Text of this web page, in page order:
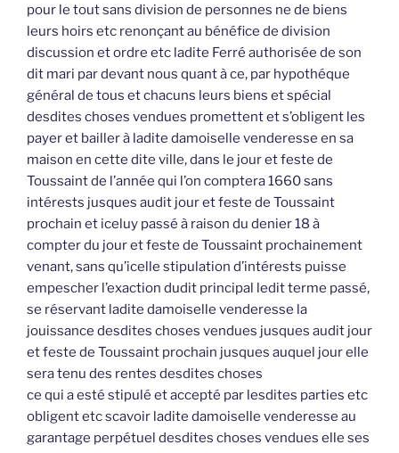
pour le tout sans division de personnes ne de biens
leurs hoirs etc renonçant au bénéfice de division
discussion et ordre etc ladite Ferré authorisée de son
dit mari par devant nous quant à ce, par hypothéque
général de tous et chacuns leurs biens et spécial
desdites choses vendues promettent et s’obligent les
payer et bailler à ladite damoiselle venderesse en sa
maison en cette dite ville, dans le jour et feste de
Toussaint de l’année qui l’on comptera 1660 sans
intérests jusques audit jour et feste de Toussaint
prochain et iceluy passé à raison du denier 18 à
compter du jour et feste de Toussaint prochainement
venant, sans qu’icelle stipulation d’intérests puisse
empescher l’exaction dudit principal ledit terme passé,
se réservant ladite damoiselle venderesse la
jouissance desdites choses vendues jusques audit jour
et feste de Toussaint prochain jusques auquel jour elle
sera tenu des rentes desdites choses
ce qui a esté stipulé et accepté par lesdites parties etc
obligent etc scavoir ladite damoiselle venderesse au
garantage perpétuel desdites choses vendues elle ses